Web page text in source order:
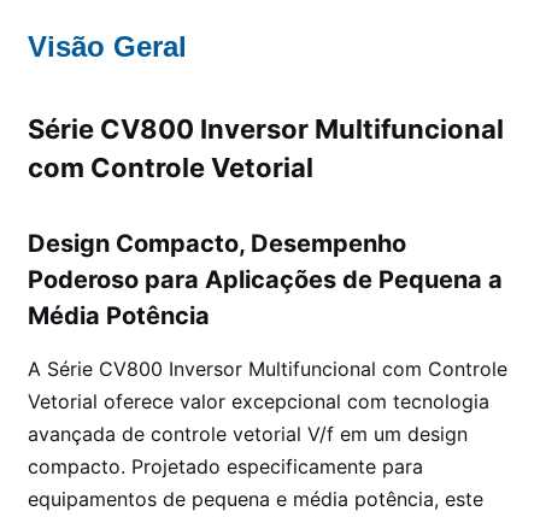
Visão Geral
Série CV800 Inversor Multifuncional
com Controle Vetorial
Design Compacto, Desempenho
Poderoso para Aplicações de Pequena a
Média Potência
A Série CV800 Inversor Multifuncional com Controle
Vetorial oferece valor excepcional com tecnologia
avançada de controle vetorial V/f em um design
compacto. Projetado especificamente para
equipamentos de pequena e média potência, este